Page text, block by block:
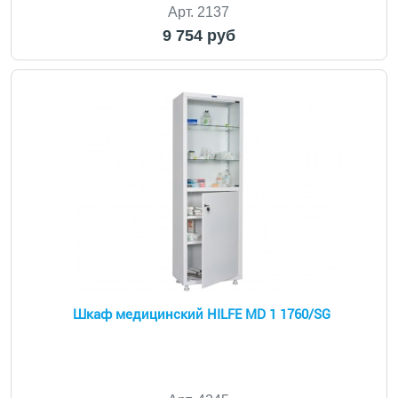
Арт. 2137
9 754 руб
Шкаф медицинский HILFE MD 1 1760/SG